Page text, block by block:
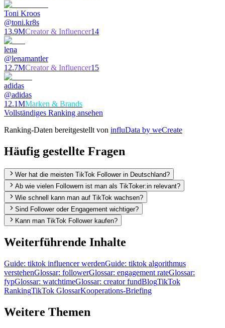
Toni Kroos
@toni.kr8s
13.9MCreator & Influencer14
lena
@lenamantler
12.7MCreator & Influencer15
adidas
@adidas
12.1MMarken & Brands
Vollständiges Ranking ansehen
Ranking-Daten bereitgestellt von influData by weCreate
Häufig gestellte Fragen
Wer hat die meisten TikTok Follower in Deutschland?
Ab wie vielen Followern ist man als TikToker:in relevant?
Wie schnell kann man auf TikTok wachsen?
Sind Follower oder Engagement wichtiger?
Kann man TikTok Follower kaufen?
Weiterführende Inhalte
Guide: tiktok influencer werdenGuide: tiktok algorithmus
verstehenGlossar: followerGlossar: engagement rateGlossar:
fypGlossar: watchtimeGlossar: creator fundBlogTikTok
RankingTikTok GlossarKooperations-Briefing
Weitere Themen